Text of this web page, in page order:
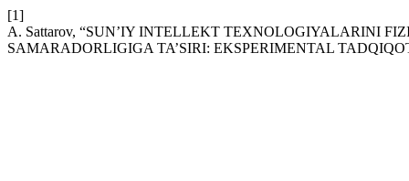
[1]
A. Sattarov, “SUN’IY INTELLEKT TEXNOLOGIYALARINI
SAMARADORLIGIGA TA’SIRI: EKSPERIMENTAL